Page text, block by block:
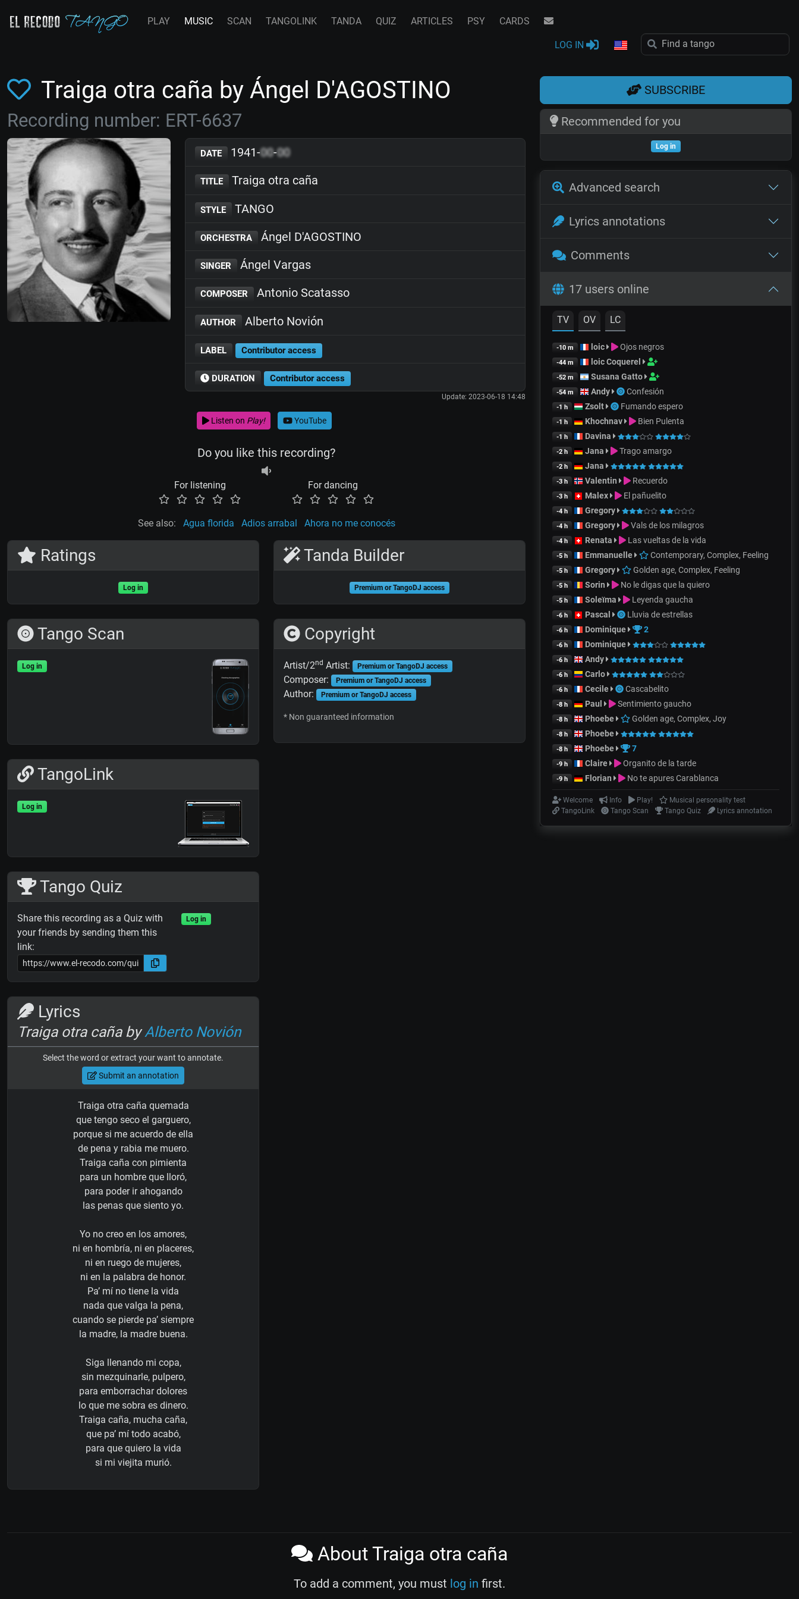
PLAY MUSIC SCAN TANGOLINK TANDA QUIZ ARTICLES PSY CARDS
LOG IN
Traiga otra caña by Ángel D'AGOSTINO
Recording number: ERT-6637
DATE 1941-00-00
TITLE Traiga otra caña
STYLE TANGO
ORCHESTRA Ángel D'AGOSTINO
SINGER Ángel Vargas
COMPOSER Antonio Scatasso
AUTHOR Alberto Novión
LABEL Contributor access
DURATION Contributor access
Update: 2023-06-18 14:48
Listen on Play! YouTube
Do you like this recording?
For listening For dancing
See also: Agua florida Adios arrabal Ahora no me conocés
Ratings
Log in
Tango Scan
Log in
TangoLink
Log in
Tango Quiz
Share this recording as a Quiz with
your friends by sending them this
link:
Log in
Lyrics
Traiga otra caña byAlberto Novión
Select the word or extract your want to annotate.
Submit an annotation
Traiga otra caña quemada
que tengo seco el garguero,
porque si me acuerdo de ella
de pena y rabia me muero.
Traiga caña con pimienta
para un hombre que lloró,
para poder ir ahogando
las penas que siento yo.
Yo no creo en los amores,
ni en hombría, ni en placeres,
ni en ruego de mujeres,
ni en la palabra de honor.
Pa’ mí no tiene la vida
nada que valga la pena,
cuando se pierde pa’ siempre
la madre, la madre buena.
Siga llenando mi copa,
sin mezquinarle, pulpero,
para emborrachar dolores
lo que me sobra es dinero.
Traiga caña, mucha caña,
que pa’ mí todo acabó,
para que quiero la vida
si mi viejita murió.
Tanda Builder
Premium or TangoDJ access
Copyright
Artist/2nd Artist: Premium or TangoDJ access
Composer: Premium or TangoDJ access
Author: Premium or TangoDJ access
* Non guaranteed information
SUBSCRIBE
Recommended for you
Log in
Advanced search
Lyrics annotations
Comments
17 users online
TV OV LC
-10 m loic Ojos negros
-44 m loic Coquerel
-52 m Susana Gatto
-54 m Andy Confesión
-1 h Zsolt Fumando espero
-1 h Khochnav Bien Pulenta
-1 h Davina
-2 h Jana Trago amargo
-2 h Jana
-3 h Valentin Recuerdo
-3 h Malex El pañuelito
-4 h Gregory
-4 h Gregory Vals de los milagros
-4 h Renata Las vueltas de la vida
-5 h Emmanuelle Contemporary, Complex, Feeling
-5 h Gregory Golden age, Complex, Feeling
-5 h Sorin No le digas que la quiero
-5 h Soleïma Leyenda gaucha
-6 h Pascal Lluvia de estrellas
-6 h Dominique 2
-6 h Dominique
-6 h Andy
-6 h Carlo
-6 h Cecile Cascabelito
-8 h Paul Sentimiento gaucho
-8 h Phoebe Golden age, Complex, Joy
-8 h Phoebe
-8 h Phoebe 7
-9 h Claire Organito de la tarde
-9 h Florian No te apures Carablanca
Welcome Info Play!
Musical personality test
TangoLink
Tango Scan Tango Quiz Lyrics annotation
About Traiga otra caña
To add a comment, you must log in first.